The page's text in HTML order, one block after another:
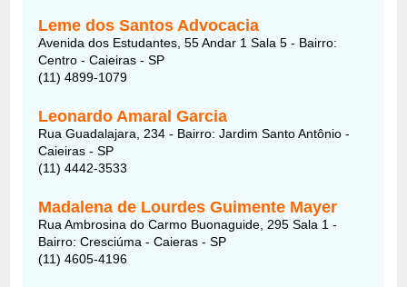
Leme dos Santos Advocacia
Avenida dos Estudantes, 55 Andar 1 Sala 5 - Bairro:
Centro - Caieiras - SP
(11) 4899-1079
Leonardo Amaral Garcia
Rua Guadalajara, 234 - Bairro: Jardim Santo Antônio -
Caieiras - SP
(11) 4442-3533
Madalena de Lourdes Guimente Mayer
Rua Ambrosina do Carmo Buonaguide, 295 Sala 1 -
Bairro: Cresciúma - Caieras - SP
(11) 4605-4196